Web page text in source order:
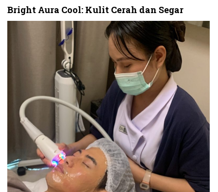
Bright Aura Cool: Kulit Cerah dan Segar